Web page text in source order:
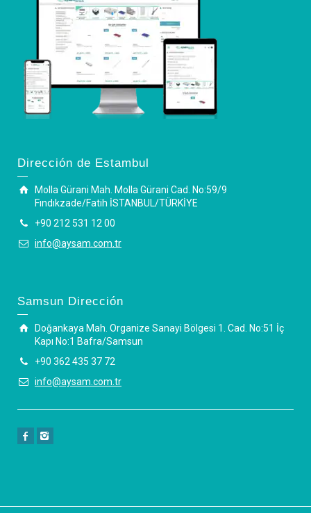
Dirección de Estambul
Molla Gürani Mah. Molla Gürani Cad. No:59/9
Fındıkzade/Fatih İSTANBUL/TÜRKİYE
+90 212 531 12 00
info@aysam.com.tr
Samsun Dirección
Doğankaya Mah. Organize Sanayi Bölgesi 1. Cad. No:51 İç
Kapı No:1 Bafra/Samsun
+90 362 435 37 72
info@aysam.com.tr